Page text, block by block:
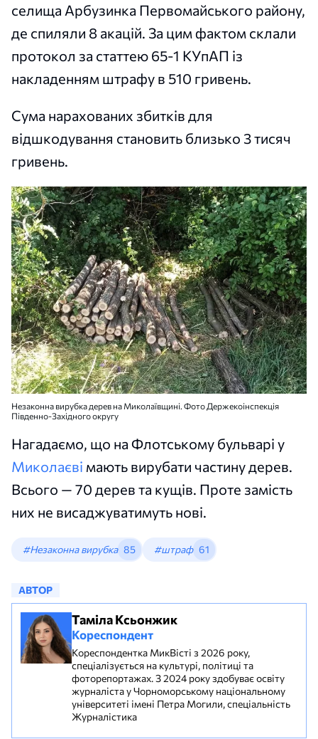
селища Арбузинка Первомайського району,
де спиляли 8 акацій. За цим фактом склали
протокол за статтею 65-1 КУпАП із
накладенням штрафу в 510 гривень.
Сума нарахованих збитків для
відшкодування становить близько 3 тисяч
гривень.
Незаконна вирубка дерев на Миколаївщині. Фото Держекоінспекція
Південно-Західного округу
Нагадаємо, що на Флотському бульварі у
Миколаєві мають вирубати частину дерев.
Всього — 70 дерев та кущів. Проте замість
них не висаджуватимуть нові.
#Незаконна вирубка 85 #штраф 61
АВТОР
Таміла Ксьонжик
Кореспондент
Кореспондентка МикВісті з 2026 року,
спеціалізується на культурі, політиці та
фоторепортажах. З 2024 року здобуває освіту
журналіста у Чорноморському національному
університеті імені Петра Могили, спеціальність
Журналістика